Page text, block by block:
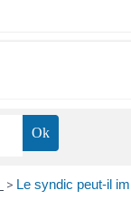
> Le syndic peut-il